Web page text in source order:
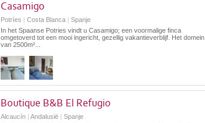
Casamigo
Potríes | Costa Blanca | Spanje
In het Spaanse Potries vindt u Casamigo; een voormalige finca
omgetoverd tot een mooi ingericht, gezellig vakantieverblijf. Het domein
van 2500m²...
Boutique B&B El Refugio
Alcaucín | Andalusië | Spanje